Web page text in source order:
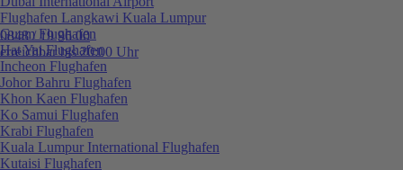
0848 / 19 96 00
erreichbar bis 20:00 Uhr
Flughafen Langkawi Kuala Lumpur
Guam Flughafen
Hat Yai Flughafen
Incheon Flughafen
Johor Bahru Flughafen
Khon Kaen Flughafen
Ko Samui Flughafen
Krabi Flughafen
Kuala Lumpur International Flughafen
Kutaisi Flughafen